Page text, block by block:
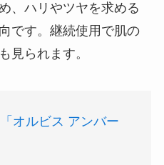
、ハリやツヤを求める
です。継続使用で肌の
見られます。
オルビス アンバー